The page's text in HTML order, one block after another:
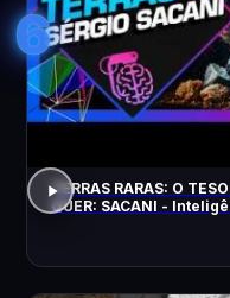
6
TERRAS RARAS: O
QUER: SACANI -